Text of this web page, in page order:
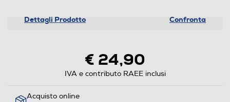
Dettagli Prodotto Confronta
€ 24,90
IVA e contributo RAEE inclusi
Acquisto online